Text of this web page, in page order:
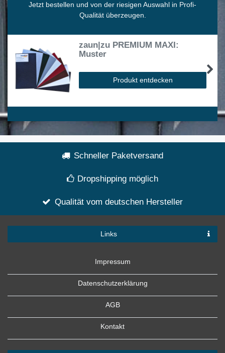
Jetzt bestellen und von der riesigen Auswahl in Profi-
Qualität überzeugen.
zaun|zu PREMIUM MAXI:
Muster
Produkt entdecken
Schneller Paketversand
Dropshipping möglich
Qualität vom deutschen Hersteller
Links
Impressum
Datenschutzerklärung
AGB
Kontakt